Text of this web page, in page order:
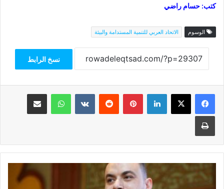
كتب: حسام راضي
الوسوم الاتحاد العربي للتنمية المستدامة والبيئة
نسخ الرابط
فيسبوك‫X لينكدإن بينتيريست واتساب مشاركة عبر البريد
طباعة
سيتيزن